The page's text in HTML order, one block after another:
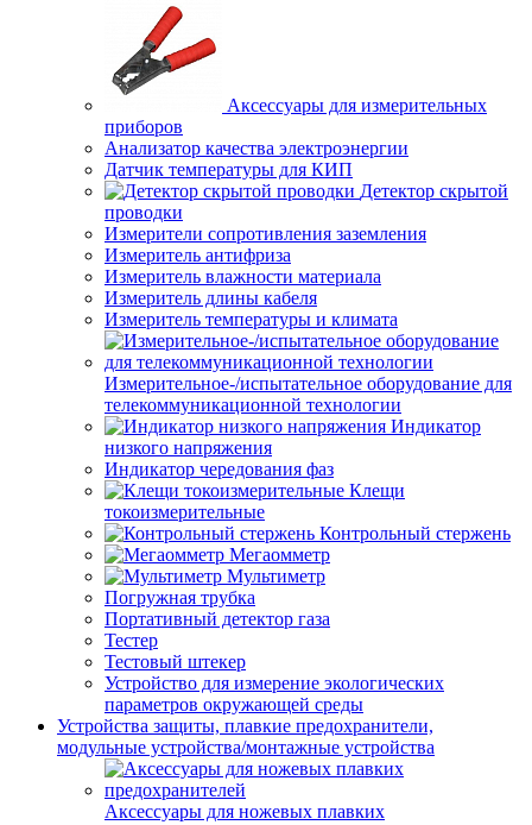
Аксессуары для измерительных
приборов
Анализатор качества электроэнергии
Датчик температуры для КИП
Детектор скрытой
проводки
Измерители сопротивления заземления
Измеритель антифриза
Измеритель влажности материала
Измеритель длины кабеля
Измеритель температуры и климата
Измерительное-/испытательное оборудование для
телекоммуникационной технологии
Индикатор
низкого напряжения
Индикатор чередования фаз
Клещи
токоизмерительные
Контрольный стержень
Мегаомметр
Мультиметр
Погружная трубка
Портативный детектор газа
Тестер
Тестовый штекер
Устройство для измерение экологических
параметров окружающей среды
Устройства защиты, плавкие предохранители,
модульные устройства/монтажные устройства
Аксессуары для ножевых плавких